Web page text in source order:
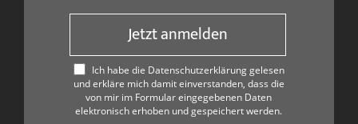
Jetzt anmelden
Ich habe die Datenschutzerklärung gelesen
und erkläre mich damit einverstanden, dass die
von mir im Formular eingegebenen Daten
elektronisch erhoben und gespeichert werden.